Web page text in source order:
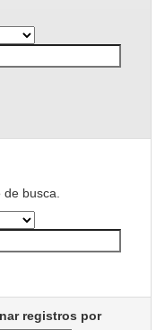
busca.
registros por